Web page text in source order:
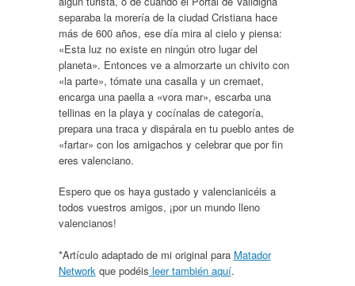
separaba la morería de la ciudad Cristiana hace
más de 600 años, ese día mira al cielo y piensa:
«Esta luz no existe en ningún otro lugar del
planeta». Entonces ve a almorzarte un chivito con
«la parte», tómate una casalla y un cremaet,
encarga una paella a «vora mar», escarba una
tellinas en la playa y cocínalas de categoría,
prepara una traca y dispárala en tu pueblo antes de
«fartar» con los amigachos y celebrar que por fin
eres valenciano.
Espero que os haya gustado y valencianicéis a
todos vuestros amigos, ¡por un mundo lleno
valencianos!
*Artículo adaptado de mi original para Matador
Network que podéis leer también aquí.